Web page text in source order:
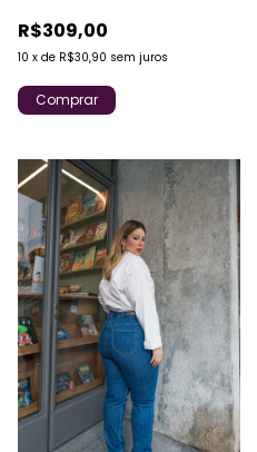
R$309,00
10 x de R$30,90 sem juros
Comprar